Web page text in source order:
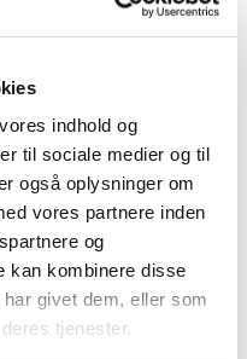
indhold og
til sociale medier og til
også oplysninger om
vores partnere inden
og
kan kombinere disse
givet dem, eller som
tjenester.
af Abstral
og Digoxin
forværrer ikke
og
såkaldte NSAID’er